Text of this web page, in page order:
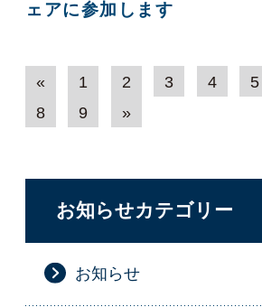
ェアに参加します
« 1 2 3 4 5
8
9 »
お知らせカテゴリー
お知らせ